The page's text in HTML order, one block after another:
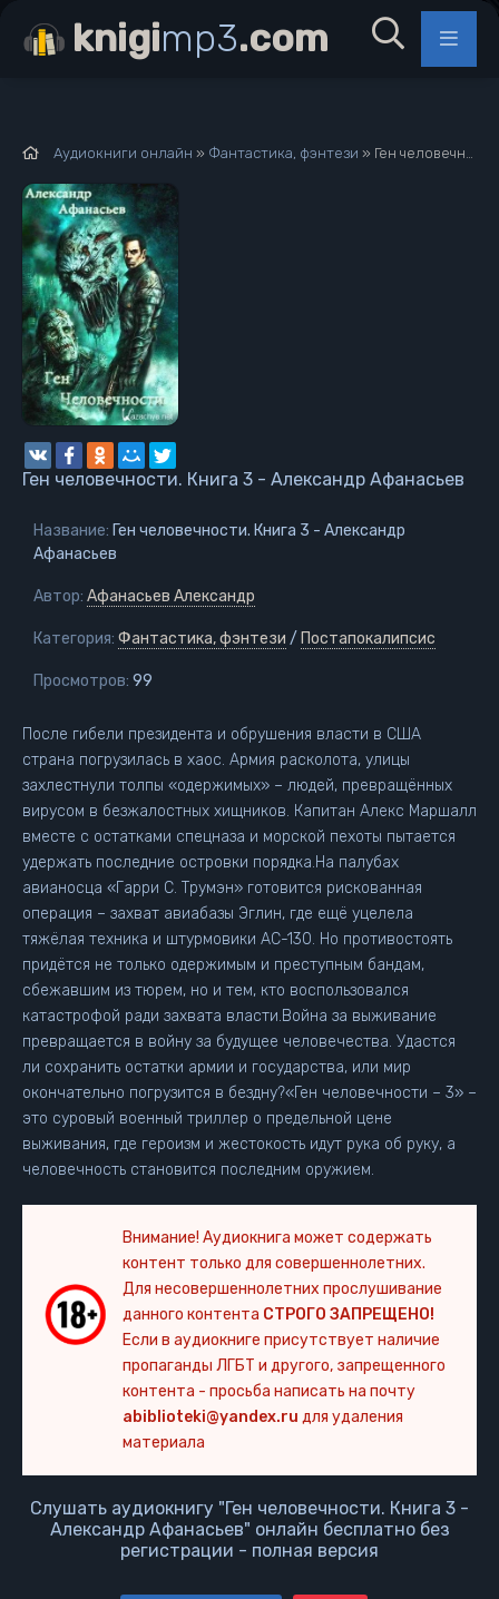
Аудиокниги онлайн » Фантастика, фэнтези » Ген человечности. Книга 3 - Александр Афанасьев
Ген человечности. Книга 3 - Александр Афанасьев
Название: Ген человечности. Книга 3 - Александр
Афанасьев
Автор: Афанасьев Александр
Категория: Фантастика, фэнтези / Постапокалипсис
Просмотров: 99
После гибели президента и обрушения власти в США
страна погрузилась в хаос. Армия расколота, улицы
захлестнули толпы «одержимых» – людей, превращённых
вирусом в безжалостных хищников. Капитан Алекс Маршалл
вместе с остатками спецназа и морской пехоты пытается
удержать последние островки порядка.На палубах
авианосца «Гарри С. Трумэн» готовится рискованная
операция – захват авиабазы Эглин, где ещё уцелела
тяжёлая техника и штурмовики AC-130. Но противостоять
придётся не только одержимым и преступным бандам,
сбежавшим из тюрем, но и тем, кто воспользовался
катастрофой ради захвата власти.Война за выживание
превращается в войну за будущее человечества. Удастся
ли сохранить остатки армии и государства, или мир
окончательно погрузится в бездну?«Ген человечности – 3» –
это суровый военный триллер о предельной цене
выживания, где героизм и жестокость идут рука об руку, а
человечность становится последним оружием.
Внимание! Аудиокнига может содержать
контент только для совершеннолетних.
Для несовершеннолетних прослушивание
данного контента СТРОГО ЗАПРЕЩЕНО!
Если в аудиокниге присутствует наличие
пропаганды ЛГБТ и другого, запрещенного
контента - просьба написать на почту
abiblioteki@yandex.ru для удаления
материала
Слушать аудиокнигу "Ген человечности. Книга 3 -
Александр Афанасьев" онлайн бесплатно без
регистрации - полная версия
knigimp3.com